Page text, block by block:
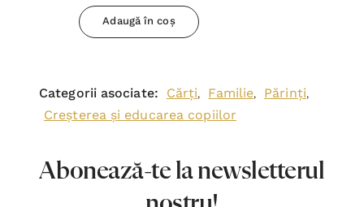
Adaugă în coș
Categorii asociate: Cărți, Familie, Părinți,
Creșterea și educarea copiilor
Abonează-te la newsletterul